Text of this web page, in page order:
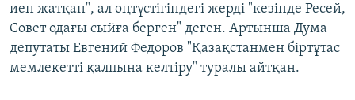
иен жатқан", ал оңтүстігіндегі жерді "кезінде Ресей,
Совет одағы сыйға берген" деген. Артынша Дума
депутаты Евгений Федоров "Қазақстанмен біртұтас
мемлекетті қалпына келтіру" туралы айтқан.